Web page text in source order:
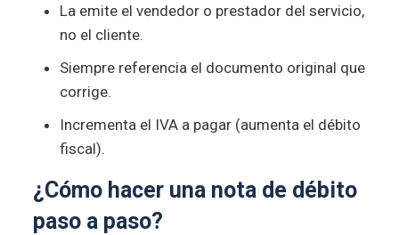
La emite el vendedor o prestador del servicio,
no el cliente.
Siempre referencia el documento original que
corrige.
Incrementa el IVA a pagar (aumenta el débito
fiscal).
¿Cómo hacer una nota de débito
paso a paso?